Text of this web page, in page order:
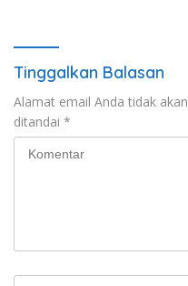
Tinggalkan Balasan
Alamat email Anda tidak
ditandai *